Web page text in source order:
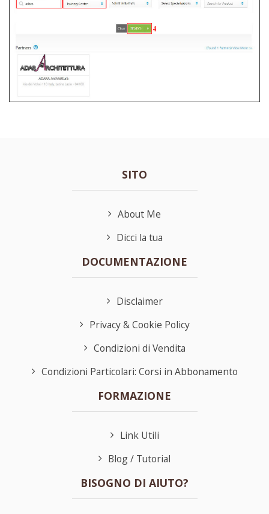
SITO
About Me
Dicci la tua
DOCUMENTAZIONE
Disclaimer
Privacy & Cookie Policy
Condizioni di Vendita
Condizioni Particolari: Corsi in Abbonamento
FORMAZIONE
Link Utili
Blog / Tutorial
BISOGNO DI AIUTO?